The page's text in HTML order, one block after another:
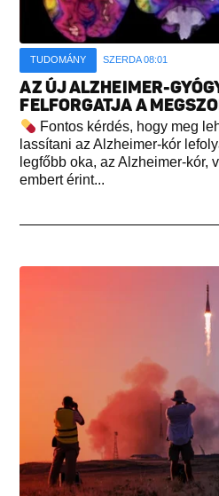
TUDOMÁNY SZERDA 08:01
AZ ÚJ ALZHEIMER-
FELFORGATJA A
Fontos kérdés, hogy meg
lassítani az Alzheimer-kór
legfőbb oka, az Alzheimer-kór,
embert érint...